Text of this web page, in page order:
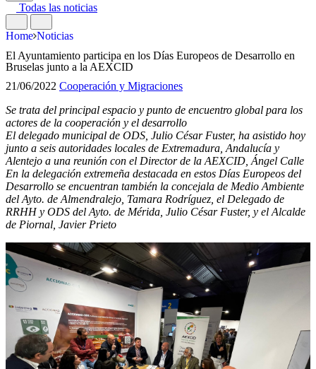
Todas las noticias
Home Noticias
El Ayuntamiento participa en los Días Europeos de Desarrollo en
Bruselas junto a la AEXCID
21/06/2022 Cooperación y Migraciones
Se trata del principal espacio y punto de encuentro global para los
actores de la cooperación y el desarrollo
El delegado municipal de ODS, Julio César Fuster, ha asistido hoy
junto a seis autoridades locales de Extremadura, Andalucía y
Alentejo a una reunión con el Director de la AEXCID, Ángel Calle
En la delegación extremeña destacada en estos Días Europeos del
Desarrollo se encuentran también la concejala de Medio Ambiente
del Ayto. de Almendralejo, Tamara Rodríguez, el Delegado de
RRHH y ODS del Ayto. de Mérida, Julio César Fuster, y el Alcalde
de Piornal, Javier Prieto